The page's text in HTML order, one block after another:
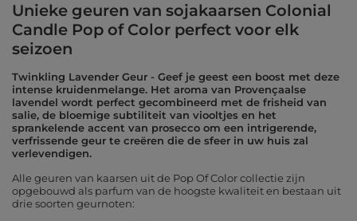
Unieke geuren van sojakaarsen Colonial
Candle Pop of Color perfect voor elk
seizoen
Twinkling Lavender Geur - Geef je geest een boost met deze
intense kruidenmelange. Het aroma van Provençaalse
lavendel wordt perfect gecombineerd met de frisheid van
salie, de bloemige subtiliteit van viooltjes en het
sprankelende accent van prosecco om een ​​intrigerende,
verfrissende geur te creëren die de sfeer in uw huis zal
verlevendigen.
Alle geuren van kaarsen uit de Pop Of Color collectie zijn
opgebouwd als parfum van de hoogste kwaliteit en bestaan ​​uit
drie soorten geurnoten: